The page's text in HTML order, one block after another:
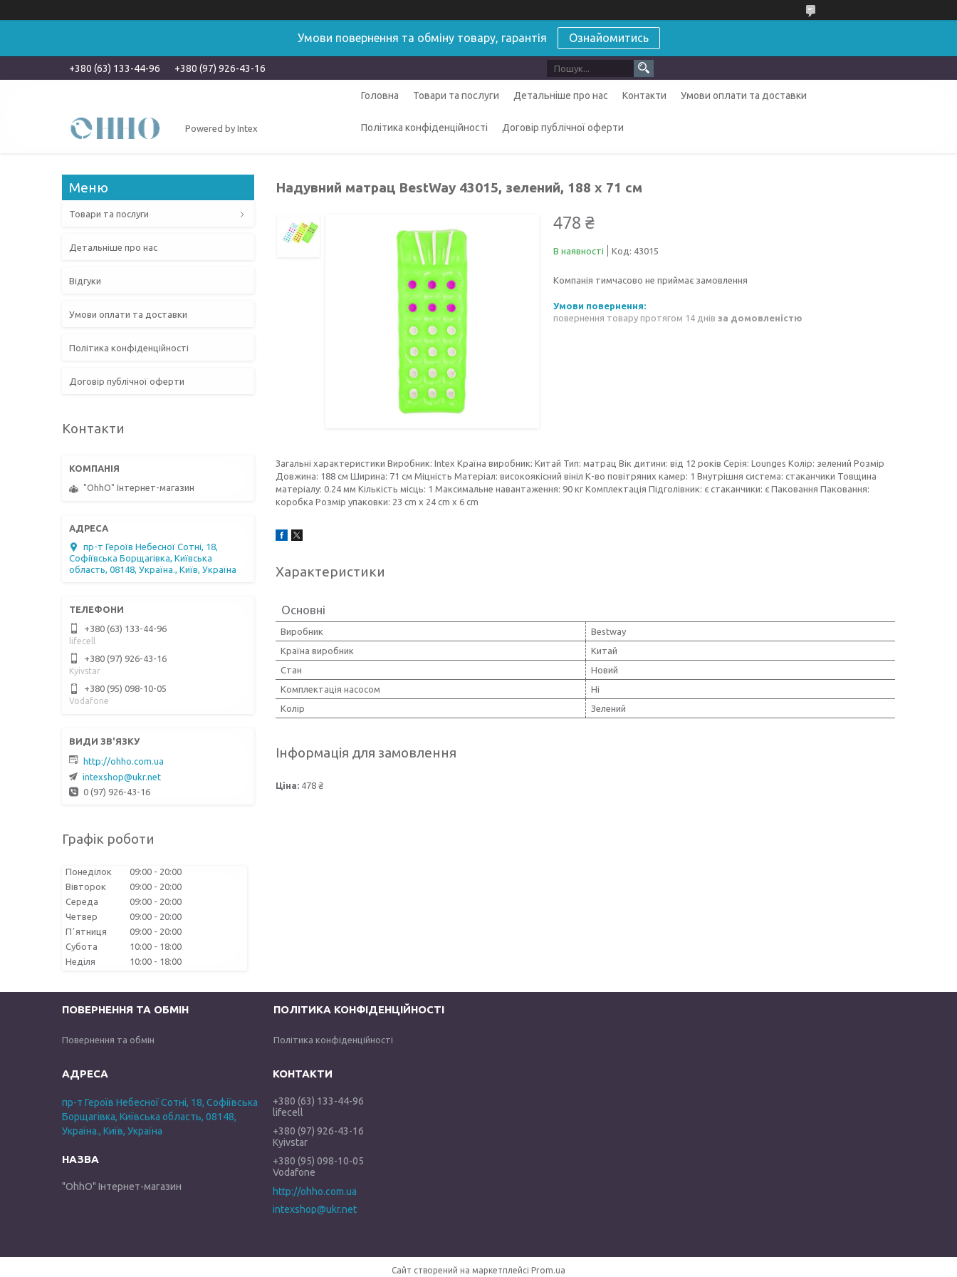
Умови повернення та обміну товару, гарантія Ознайомитись
+380 (63) 133-44-96 +380 (97) 926-43-16
Powered by Intex
Головна Товари та послуги Детальніше про нас Контакти Умови оплати та доставки
Політика конфіденційності Договір публічної оферти
Надувний матрац BestWay 43015, зелений, 188 х 71 см
478 ₴
В наявності Код: 43015
Компанія тимчасово не приймає замовлення
повернення товару протягом 14 днів за домовленістю
Загальні характеристики Виробник: Intex Країна виробник: Китай Тип: матрац Вік дитини: від 12 років Серія: Lounges Колір: зелений Розмір
Довжина: 188 см Ширина: 71 см Міцність Матеріал: високоякісний вініл К-во повітряних камер: 1 Внутрішня система: стаканчики Товщина
матеріалу: 0.24 мм Кількість місць: 1 Максимальне навантаження: 90 кг Комплектація Підголівник: є стаканчики: є Паковання Паковання:
коробка Розмір упаковки: 23 cm x 24 cm x 6 cm
Характеристики
Основні
Виробник
Bestway
Країна виробник
Китай
Стан
Новий
Комплектація насосом
Ні
Колір
Зелений
Інформація для замовлення
Ціна: 478 ₴
Товари та послуги
Детальніше про нас
Відгуки
Умови оплати та доставки
Політика конфіденційності
Договір публічної оферти
Контакти
"OhhO" Інтернет-магазин
пр-т Героїв Небесної Сотні, 18,
Софіївська Борщагівка, Київська
область, 08148, Україна., Київ, Україна
+380 (63) 133-44-96
lifecell
+380 (97) 926-43-16
Kyivstar
+380 (95) 098-10-05
Vodafone
http://ohho.com.ua
intexshop@ukr.net
0 (97) 926-43-16
Графік роботи
Понеділок 09:00
20:00
Вівторок
09:00
20:00
Середа
09:00
20:00
Четвер
09:00
20:00
Пʼятниця
09:00
20:00
Субота
10:00
18:00
Неділя
10:00 18:00
ПОВЕРНЕННЯ ТА ОБМІН
Повернення та обмін
ПОЛІТИКА КОНФІДЕНЦІЙНОСТІ
Політика конфіденційності
пр-т Героїв Небесної Сотні, 18, Софіївська
Борщагівка, Київська область, 08148,
Україна., Київ, Україна
"OhhO" Інтернет-магазин
+380 (63) 133-44-96
lifecell
+380 (97) 926-43-16
Kyivstar
+380 (95) 098-10-05
Vodafone
http://ohho.com.ua
intexshop@ukr.net
Сайт створений на маркетплейсі Prom.ua